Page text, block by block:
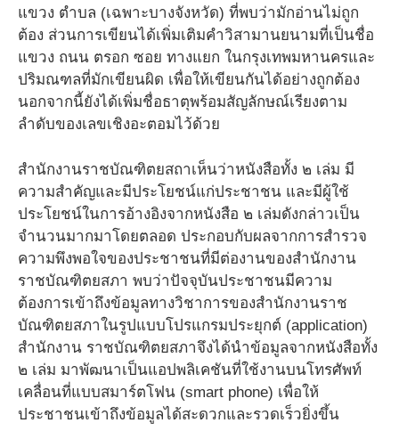
แขวง ตำบล (เฉพาะบางจังหวัด) ที่พบว่ามักอ่านไม่ถูก
ต้อง ส่วนการเขียนได้เพิ่มเติมคำวิสามานยนามที่เป็นชื่อ
แขวง ถนน ตรอก ซอย ทางแยก ในกรุงเทพมหานครและ
ปริมณฑลที่มักเขียนผิด เพื่อให้เขียนกันได้อย่างถูกต้อง
นอกจากนี้ยังได้เพิ่มชื่อธาตุพร้อมสัญลักษณ์เรียงตาม
ลำดับของเลขเชิงอะตอมไว้ด้วย
สำนักงานราชบัณฑิตยสถาเห็นว่าหนังสือทั้ง ๒ เล่ม มี
ความสำคัญและมีประโยชน์แก่ประชาชน และมีผู้ใช้
ประโยชน์ในการอ้างอิงจากหนังสือ ๒ เล่มดังกล่าวเป็น
จำนวนมากมาโดยตลอด ประกอบกับผลจากการสำรวจ
ความพึงพอใจของประชาชนที่มีต่องานของสำนักงาน
ราชบัณฑิตยสภา พบว่าปัจจุบันประชาชนมีความ
ต้องการเข้าถึงข้อมูลทางวิชาการของสำนักงานราช
บัณฑิตยสภาในรูปแบบโปรแกรมประยุกต์ (application)
สำนักงาน ราชบัณฑิตยสภาจึงได้นำข้อมูลจากหนังสือทั้ง
๒ เล่ม มาพัฒนาเป็นแอปพลิเคชันที่ใช้งานบนโทรศัพท์
เคลื่อนที่แบบสมาร์ตโฟน (smart phone) เพื่อให้
ประชาชนเข้าถึงข้อมูลได้สะดวกและรวดเร็วยิ่งขึ้น